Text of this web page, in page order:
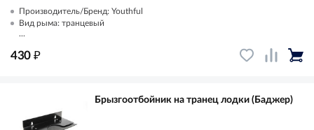
Производитель/Бренд: Youthful
Вид рыма: транцевый
...
430 ₽
Брызгоотбойник на транец лодки (Баджер)